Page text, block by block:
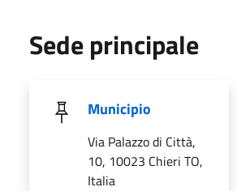
Sede principale
Municipio
Via Palazzo di Città,
10, 10023 Chieri TO,
Italia